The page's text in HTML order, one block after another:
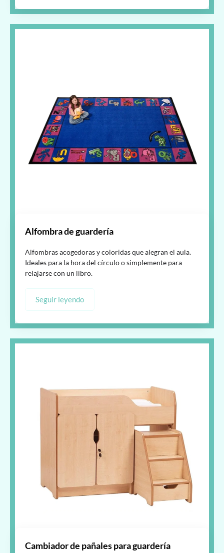
Alfombra de guardería
Alfombras acogedoras y coloridas que alegran el aula.
Ideales para la hora del círculo o simplemente para
relajarse con un libro.
Seguir leyendo
Cambiador de pañales para guardería